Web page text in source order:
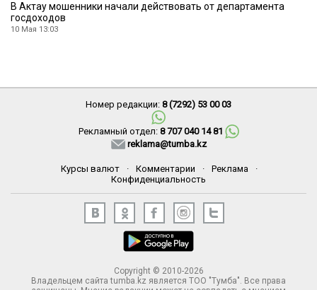
В Актау мошенники начали действовать от департамента
госдоходов
10 Мая 13:03
Номер редакции: 8 (7292) 53 00 03
Рекламный отдел: 8 707 040 14 81
reklama@tumba.kz
Курсы валют · Комментарии · Реклама
·
Конфиденциальность
Copyright © 2010-2026
Владельцем сайта tumba.kz является ТОО "Тумба". Все права